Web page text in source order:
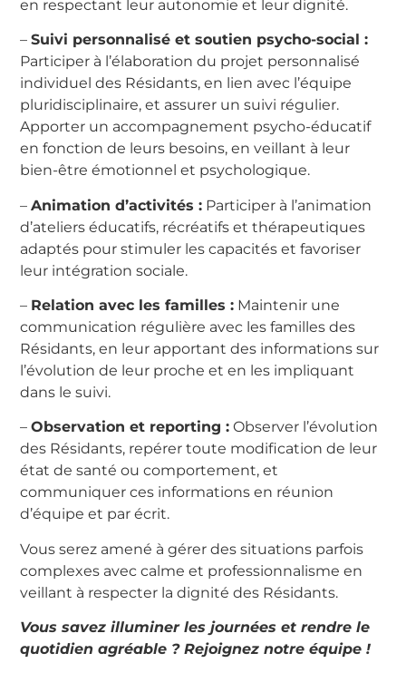
en respectant leur autonomie et leur dignité.
–Suivi personnalisé et soutien psycho-social :
Participer à l’élaboration du projet personnalisé
individuel des Résidants, en lien avec l’équipe
pluridisciplinaire, et assurer un suivi régulier.
Apporter un accompagnement psycho-éducatif
en fonction de leurs besoins, en veillant à leur
bien-être émotionnel et psychologique.
–Animation d’activités : Participer à l’animation
d’ateliers éducatifs, récréatifs et thérapeutiques
adaptés pour stimuler les capacités et favoriser
leur intégration sociale.
– Relation avec les familles : Maintenir une
communication régulière avec les familles des
Résidants, en leur apportant des informations sur
l’évolution de leur proche et en les impliquant
dans le suivi.
–Observation et reporting : Observer l’évolution
des Résidants, repérer toute modification de leur
état de santé ou comportement, et
communiquer ces informations en réunion
d’équipe et par écrit.
Vous serez amené à gérer des situations parfois
complexes avec calme et professionnalisme en
veillant à respecter la dignité des Résidants.
Vous savez illuminer les journées et rendre le
quotidien agréable ? Rejoignez notre équipe !